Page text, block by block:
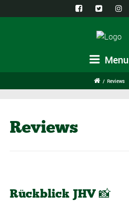
Menu
/ Reviews
Reviews
Rückblick JHV 📸